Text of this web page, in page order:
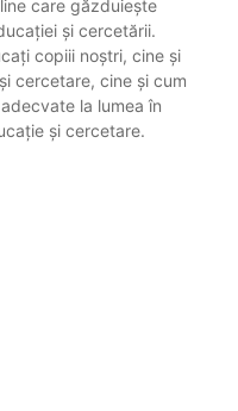
care găzduiește
și cercetării.
copiii noștri, cine și
cercetare, cine și cum
la lumea în
și cercetare.